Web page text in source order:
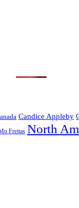
Candice Appleby
Freitas North